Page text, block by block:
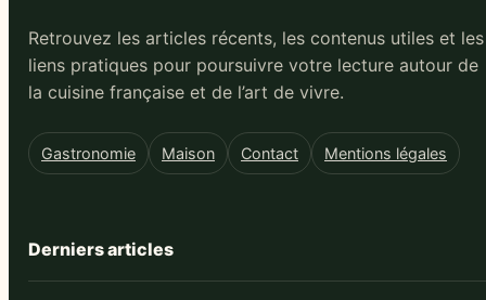
Retrouvez les articles récents, les contenus utiles et les
liens pratiques pour poursuivre votre lecture autour de
la cuisine française et de l’art de vivre.
Gastronomie Maison Contact Mentions légales
Derniers articles